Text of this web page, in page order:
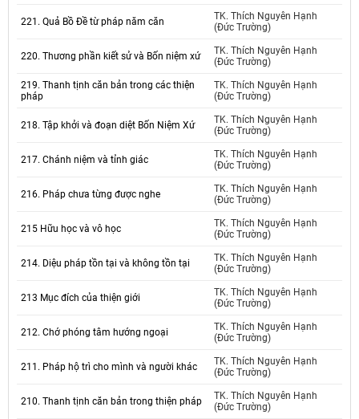
221. Quả Bồ Đề từ pháp năm căn
TK. Thích Nguyên Hạnh
(Đức Trường)
220. Thương phần kiết sử và Bốn niệm xứ
TK. Thích Nguyên Hạnh
(Đức Trường)
219. Thanh tịnh căn bản trong các thiện
pháp
TK. Thích Nguyên Hạnh
(Đức Trường)
218. Tập khởi và đoạn diệt Bốn Niệm Xứ
TK. Thích Nguyên Hạnh
(Đức Trường)
217. Chánh niệm và tỉnh giác
TK. Thích Nguyên Hạnh
(Đức Trường)
216. Pháp chưa từng được nghe
TK. Thích Nguyên Hạnh
(Đức Trường)
215 Hữu học và vô học
TK. Thích Nguyên Hạnh
(Đức Trường)
214. Diệu pháp tồn tại và không tồn tại
TK. Thích Nguyên Hạnh
(Đức Trường)
213 Mục đích của thiện giới
TK. Thích Nguyên Hạnh
(Đức Trường)
212. Chớ phóng tâm hướng ngoại
TK. Thích Nguyên Hạnh
(Đức Trường)
211. Pháp hộ trì cho mình và người khác
TK. Thích Nguyên Hạnh
(Đức Trường)
210. Thanh tịnh căn bản trong thiện pháp
TK. Thích Nguyên Hạnh
(Đức Trường)